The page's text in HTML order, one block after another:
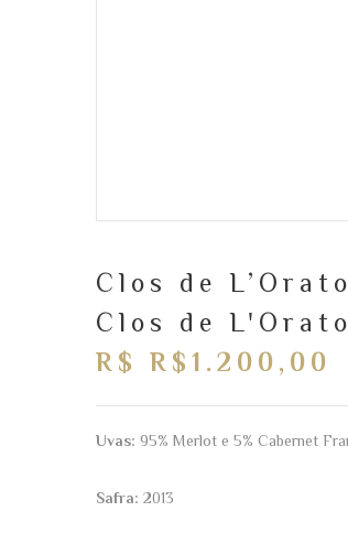
Clos de
Clos de
R$ R$1.200,00
Uvas: 95% Merlot e 5% Cabernet
Safra: 2013